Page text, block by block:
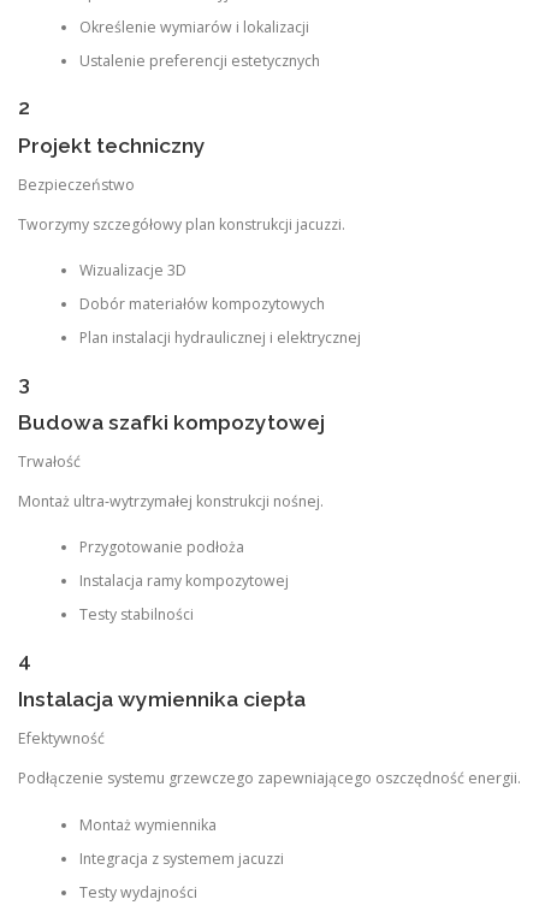
Określenie wymiarów i lokalizacji
Ustalenie preferencji estetycznych
2
Projekt techniczny
Bezpieczeństwo
Tworzymy szczegółowy plan konstrukcji jacuzzi.
Wizualizacje 3D
Dobór materiałów kompozytowych
Plan instalacji hydraulicznej i elektrycznej
3
Budowa szafki kompozytowej
Trwałość
Montaż ultra‑wytrzymałej konstrukcji nośnej.
Przygotowanie podłoża
Instalacja ramy kompozytowej
Testy stabilności
4
Instalacja wymiennika ciepła
Efektywność
Podłączenie systemu grzewczego zapewniającego oszczędność energii.
Montaż wymiennika
Integracja z systemem jacuzzi
Testy wydajności